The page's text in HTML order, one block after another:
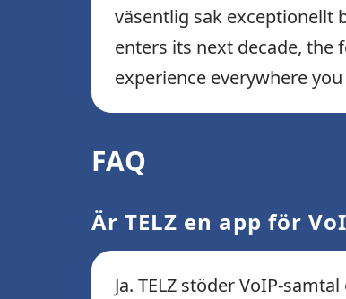
väsentlig sak exceptionellt
enters its next decade, the
experience everywhere you
FAQ
Är TELZ en app för
Ja. TELZ stöder VoIP-